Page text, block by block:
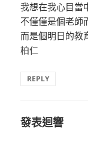
我想在我心目當
不僅僅是個老師
而是個明日的教
柏仁
REPLY
發表迴響